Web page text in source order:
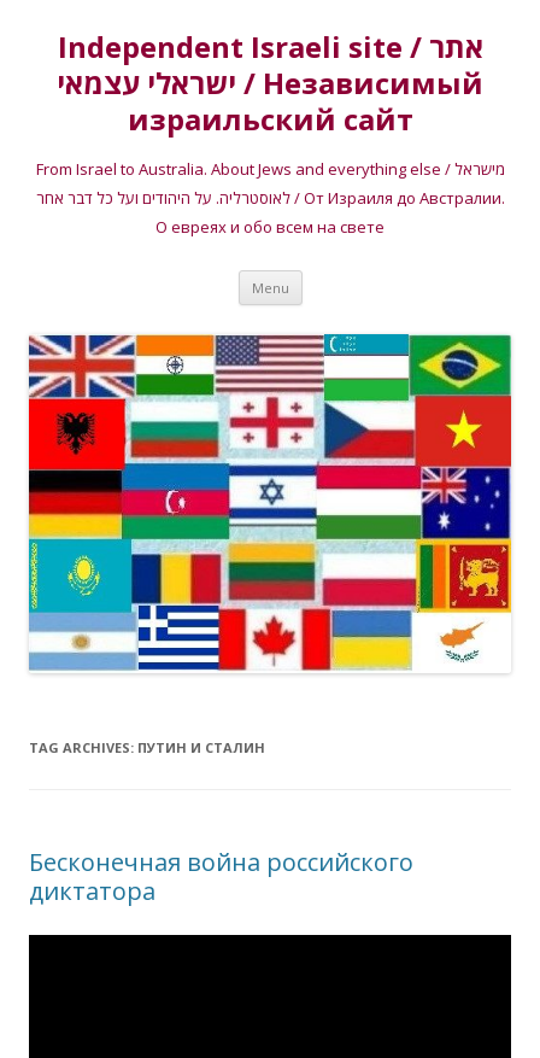
Independent Israeli site / אתר
ישראלי עצמאי / Независимый
израильский сайт
From Israel to Australia. About Jews and everything else / מישראל
לאוסטרליה. על היהודים ועל כל דבר אחר / От Израиля до Австралии.
О евреях и обо всем на свете
Menu Skip
content
TAG ARCHIVES: ПУТИН И СТАЛИН
Бесконечная война российского
диктатора